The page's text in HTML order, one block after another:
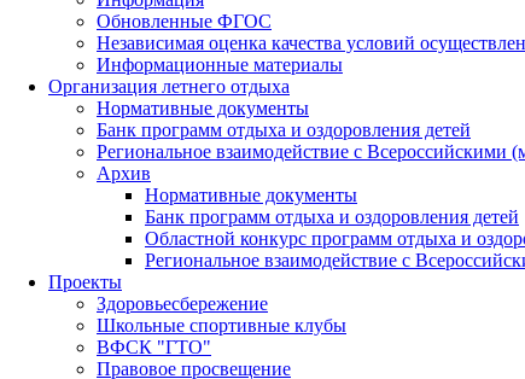
Обновленные ФГОС
Независимая оценка качества условий
Информационные материалы
Организация летнего отдыха
Нормативные документы
Банк программ отдыха и оздоровления детей
Региональное взаимодействие с
Архив
Нормативные документы
Банк программ отдыха и оздоровления детей
Областной конкурс программ отдыха и
Региональное взаимодействие с
Проекты
Здоровьесбережение
Школьные спортивные клубы
ВФСК "ГТО"
Правовое просвещение